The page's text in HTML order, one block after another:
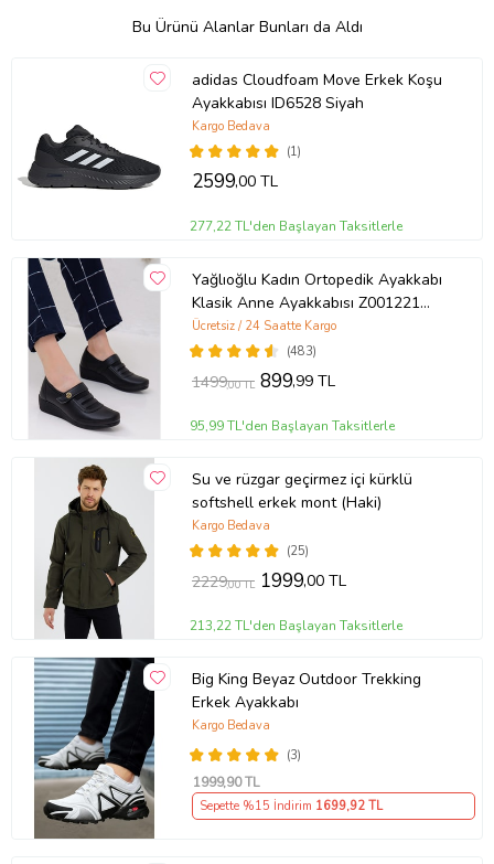
Bu Ürünü Alanlar Bunları da Aldı
adidas Cloudfoam Move Erkek Koşu
Ayakkabısı ID6528 Siyah
(1)
Kargo Bedava
2599,00 TL
277,22 TL'den Başlayan Taksitlerle
Yağlıoğlu Kadın Ortopedik Ayakkabı
Klasik Anne Ayakkabısı Z001221
(Siyah)
(483)
Ücretsiz / 24 Saatte Kargo
1499,00 TL 899,99 TL
95,99 TL'den Başlayan Taksitlerle
Su ve rüzgar geçirmez içi kürklü
softshell erkek mont (Haki)
(25)
Kargo Bedava
2229,00 TL 1999,00 TL
213,22 TL'den Başlayan Taksitlerle
Big King Beyaz Outdoor Trekking
Erkek Ayakkabı
(3)
Kargo Bedava
1999,90 TL
Sepette %15 İndirim 1699,92 TL